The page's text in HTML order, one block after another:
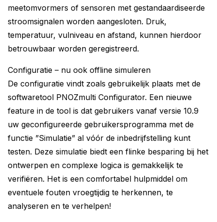
meetomvormers of sensoren met gestandaardiseerde
stroomsignalen worden aangesloten. Druk,
temperatuur, vulniveau en afstand, kunnen hierdoor
betrouwbaar worden geregistreerd.
Configuratie – nu ook offline simuleren
De configuratie vindt zoals gebruikelijk plaats met de
softwaretool PNOZmulti Configurator. Een nieuwe
feature in de tool is dat gebruikers vanaf versie 10.9
uw geconfigureerde gebruikersprogramma met de
functie ”Simulatie” al vóór de inbedrijfstelling kunt
testen. Deze simulatie biedt een flinke besparing bij het
ontwerpen en complexe logica is gemakkelijk te
verifiëren. Het is een comfortabel hulpmiddel om
eventuele fouten vroegtijdig te herkennen, te
analyseren en te verhelpen!